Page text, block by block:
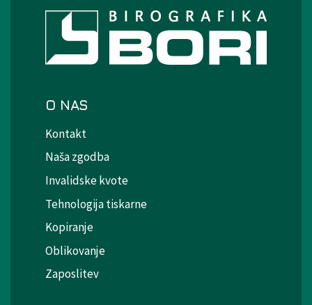
O NAS
Kontakt
Naša zgodba
Invalidske kvote
Tehnologija tiskarne
Kopiranje
Oblikovanje
Zaposlitev